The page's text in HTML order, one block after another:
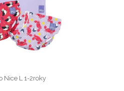
Nice L 1-2roky